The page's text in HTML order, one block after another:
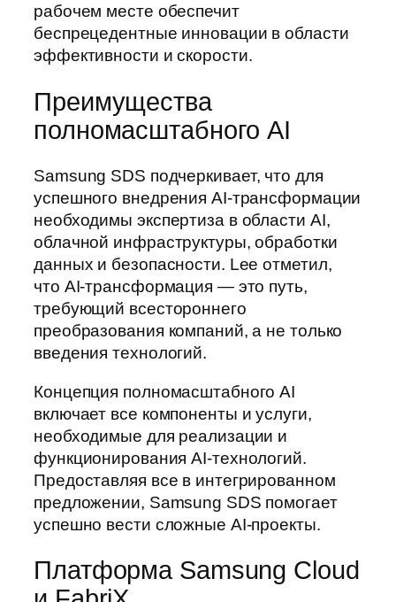
рабочем месте обеспечит
беспрецедентные инновации в области
эффективности и скорости.
Преимущества
полномасштабного AI
Samsung SDS подчеркивает, что для
успешного внедрения AI-трансформации
необходимы экспертиза в области AI,
облачной инфраструктуры, обработки
данных и безопасности. Lee отметил,
что AI-трансформация — это путь,
требующий всестороннего
преобразования компаний, а не только
введения технологий.
Концепция полномасштабного AI
включает все компоненты и услуги,
необходимые для реализации и
функционирования AI-технологий.
Предоставляя все в интегрированном
предложении, Samsung SDS помогает
успешно вести сложные AI-проекты.
Платформа Samsung Cloud